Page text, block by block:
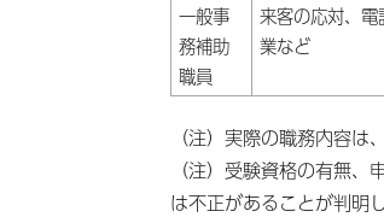
一般事
務補助
職員
来客の応対、
業など
（注）実際の職務内容
（注）受験資格の有無
は不正があることが判明